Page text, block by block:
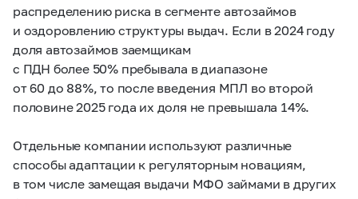
распределению риска в сегменте автозаймов
и оздоровлению структуры выдач. Если в 2024 году
доля автозаймов заемщикам
с ПДН более 50% пребывала в диапазоне
от 60 до 88%, то после введения МПЛ во второй
половине 2025 года их доля не превышала 14%.
Отдельные компании используют различные
способы адаптации к регуляторным новациям,
в том числе замещая выдачи МФО займами в других